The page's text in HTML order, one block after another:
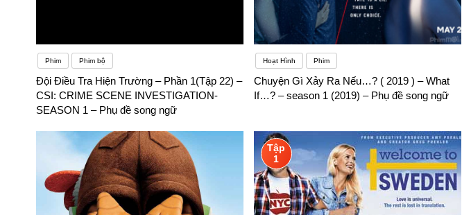
Phim Phim bộ
Đội Điều Tra Hiện Trường – Phần 1(Tập 22) –
CSI: CRIME SCENE INVESTIGATION-
SEASON 1 – Phụ đề song ngữ
Hoạt Hình Phim
Chuyện Gì Xảy Ra Nếu…? ( 2019 ) – What
If…? – season 1 (2019) – Phụ đề song ngữ
Tập
1